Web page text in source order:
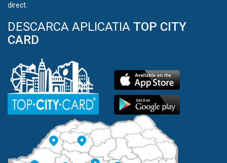
direct.
DESCARCA APLICATIA TOP CITY
CARD